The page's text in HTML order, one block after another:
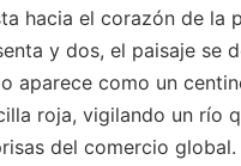
hacia el corazón de la
y dos, el paisaje se
aparece como un
roja, vigilando un río
del comercio global.